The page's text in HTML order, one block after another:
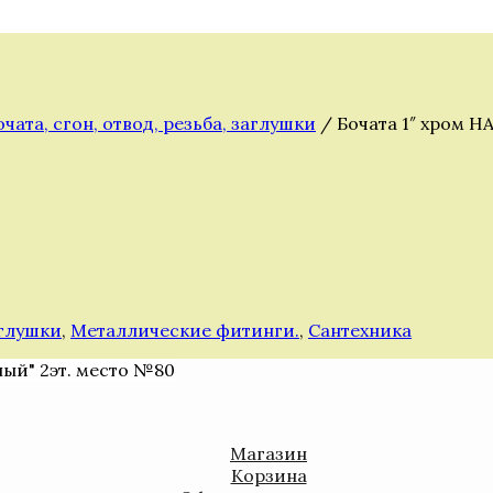
сгон, отвод, резьба, заглушки / Бочата 1″ хром
, Металлические фитинги., Сантехника
2эт. место №80
Магазин
Корзина